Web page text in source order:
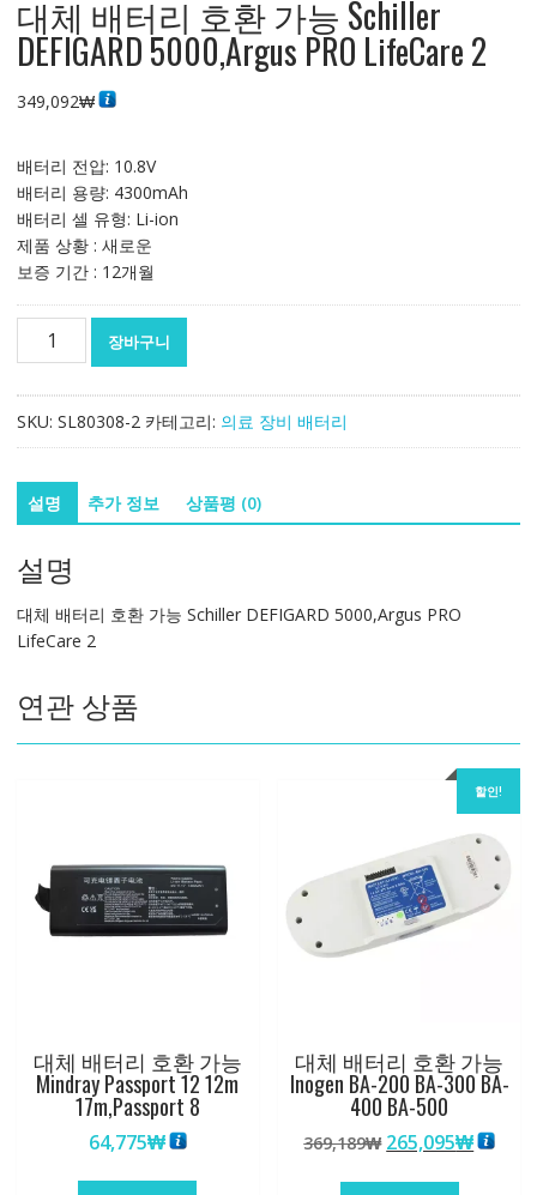
대체 배터리 호환 가능 Schiller
DEFIGARD 5000,Argus PRO LifeCare 2
349,092₩
배터리 전압: 10.8V
배터리 용량: 4300mAh
배터리 셀 유형: Li-ion
제품 상황 : 새로운
보증 기간 : 12개월
리
환
가
Schiller
DEFIGARD
5000,Argus
PRO
2
수
량
장바구니
SKU: SL80308-2 카테고리: 의료 장비 배터리
설명 추가 정보 상품평 (0)
설명
대체 배터리 호환 가능 Schiller DEFIGARD 5000,Argus PRO
LifeCare 2
연관 상품
대체 배터리 호환 가능
Mindray Passport 12 12m
17m,Passport 8
64,775₩
할인!
대체 배터리 호환 가능
Inogen BA-200 BA-300 BA-
400 BA-500
369,189₩ 원
265,095₩현